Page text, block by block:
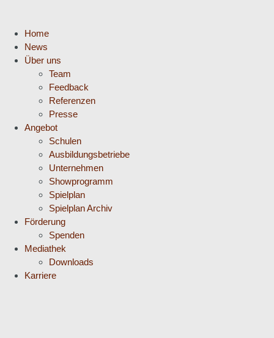
Home
News
Über uns
Team
Feedback
Referenzen
Presse
Angebot
Schulen
Ausbildungsbetriebe
Unternehmen
Showprogramm
Spielplan
Spielplan Archiv
Förderung
Spenden
Mediathek
Downloads
Karriere